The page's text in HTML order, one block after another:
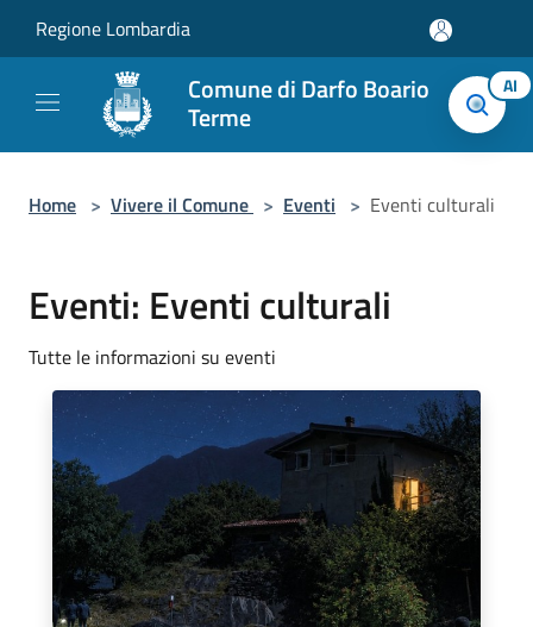
Regione Lombardia
Comune di Darfo Boario
Terme
AI
Home > Vivere il Comune > Eventi > Eventi culturali
Eventi: Eventi culturali
Tutte le informazioni su eventi